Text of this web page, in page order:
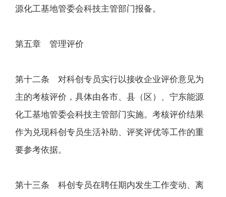
源化工基地管委会科技主管部门报备。
第五章 管理评价
第十二条 对科创专员实行以接收企业评价意见为
主的考核评价，具体由各市、县（区）、宁东能源
化工基地管委会科技主管部门实施。考核评价结果
作为兑现科创专员生活补助、评奖评优等工作的重
要参考依据。
第十三条 科创专员在聘任期内发生工作变动、离